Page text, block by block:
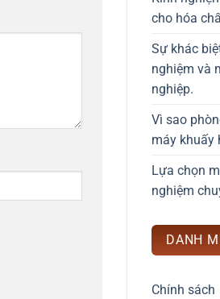
cho hóa
Sự khác
nghiệm và
nghiệp.
Vì sao
máy khuấy
Lựa chọn
nghiệm
DANH
Chính sách